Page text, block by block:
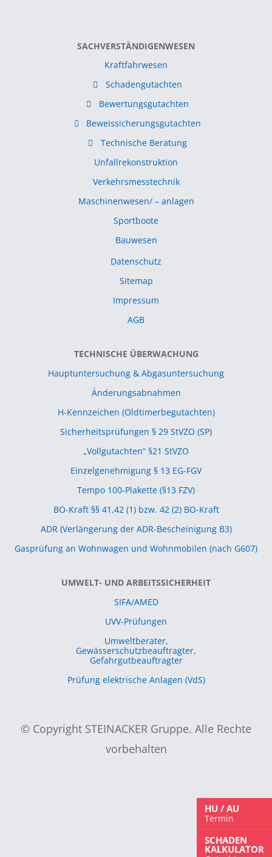
HU / AU
Termin
SCHADEN
KALKULATOR
SACHVERSTÄNDIGENWESEN
Kraftfahrwesen
Schadengutachten
Bewertungsgutachten
Beweissicherungsgutachten
Technische Beratung
Unfallrekonstruktion
Verkehrsmesstechnik
Maschinenwesen/ – anlagen
Sportboote
Bauwesen
Datenschutz
Sitemap
Impressum
AGB
TECHNISCHE ÜBERWACHUNG
Hauptuntersuchung & Abgasuntersuchung
Änderungsabnahmen
H-Kennzeichen (Oldtimerbegutachten)
Sicherheitsprüfungen § 29 StVZO (SP)
„Vollgutachten“ §21 StVZO
Einzelgenehmigung § 13 EG-FGV
Tempo 100-Plakette (§13 FZV)
BO-Kraft §§ 41,42 (1) bzw. 42 (2) BO-Kraft
ADR (Verlängerung der ADR-Bescheinigung B3)
Gasprüfung an Wohnwagen und Wohnmobilen (nach G607)
UMWELT- UND ARBEITSSICHERHEIT
SIFA/AMED
UVV-Prüfungen
Umweltberater,
Gewässerschutzbeauftragter,
Gefahrgutbeauftragter
Prüfung elektrische Anlagen (VdS)
© Copyright STEINACKER Gruppe. Alle Rechte
vorbehalten